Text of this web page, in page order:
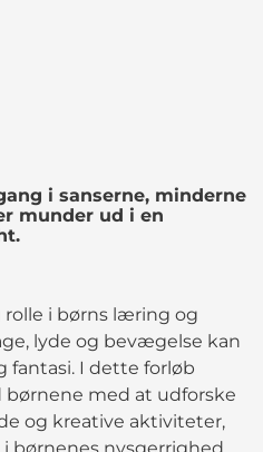
i sanserne, minderne
munder ud i en
rolle i børns læring og
lyde og bevægelse kan
fantasi. I dette forløb
med at udforske
og kreative aktiviteter,
børnenes nysgerrighed